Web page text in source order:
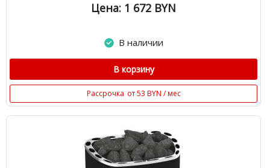
Цена: 1 672 BYN
В наличии
В корзину
Рассрочка от 53 BYN / мес